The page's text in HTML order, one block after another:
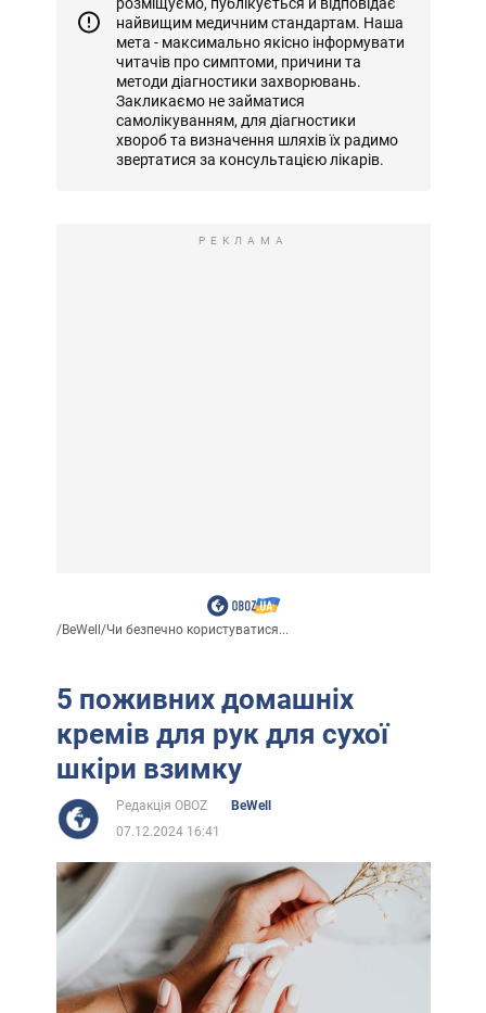
найвищим медичним стандартам. Наша
мета - максимально якісно інформувати
читачів про симптоми, причини та
методи діагностики захворювань.
Закликаємо не займатися
самолікуванням, для діагностики
хвороб та визначення шляхів їх радимо
звертатися за консультацією лікарів.
РЕКЛАМА
/BeWell/Чи безпечно користуватися...
5 поживних домашніх
кремів для рук для сухої
шкіри взимку
Редакція OBOZ
BeWell
07.12.2024 16:41